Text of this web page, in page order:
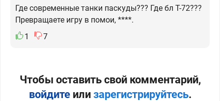
Где современные танки паскуды??? Где бл Т-72???
Превращаете игру в помои, ****.
1
7
Чтобы оставить свой комментарий,
войдитеили зарегистрируйтесь.